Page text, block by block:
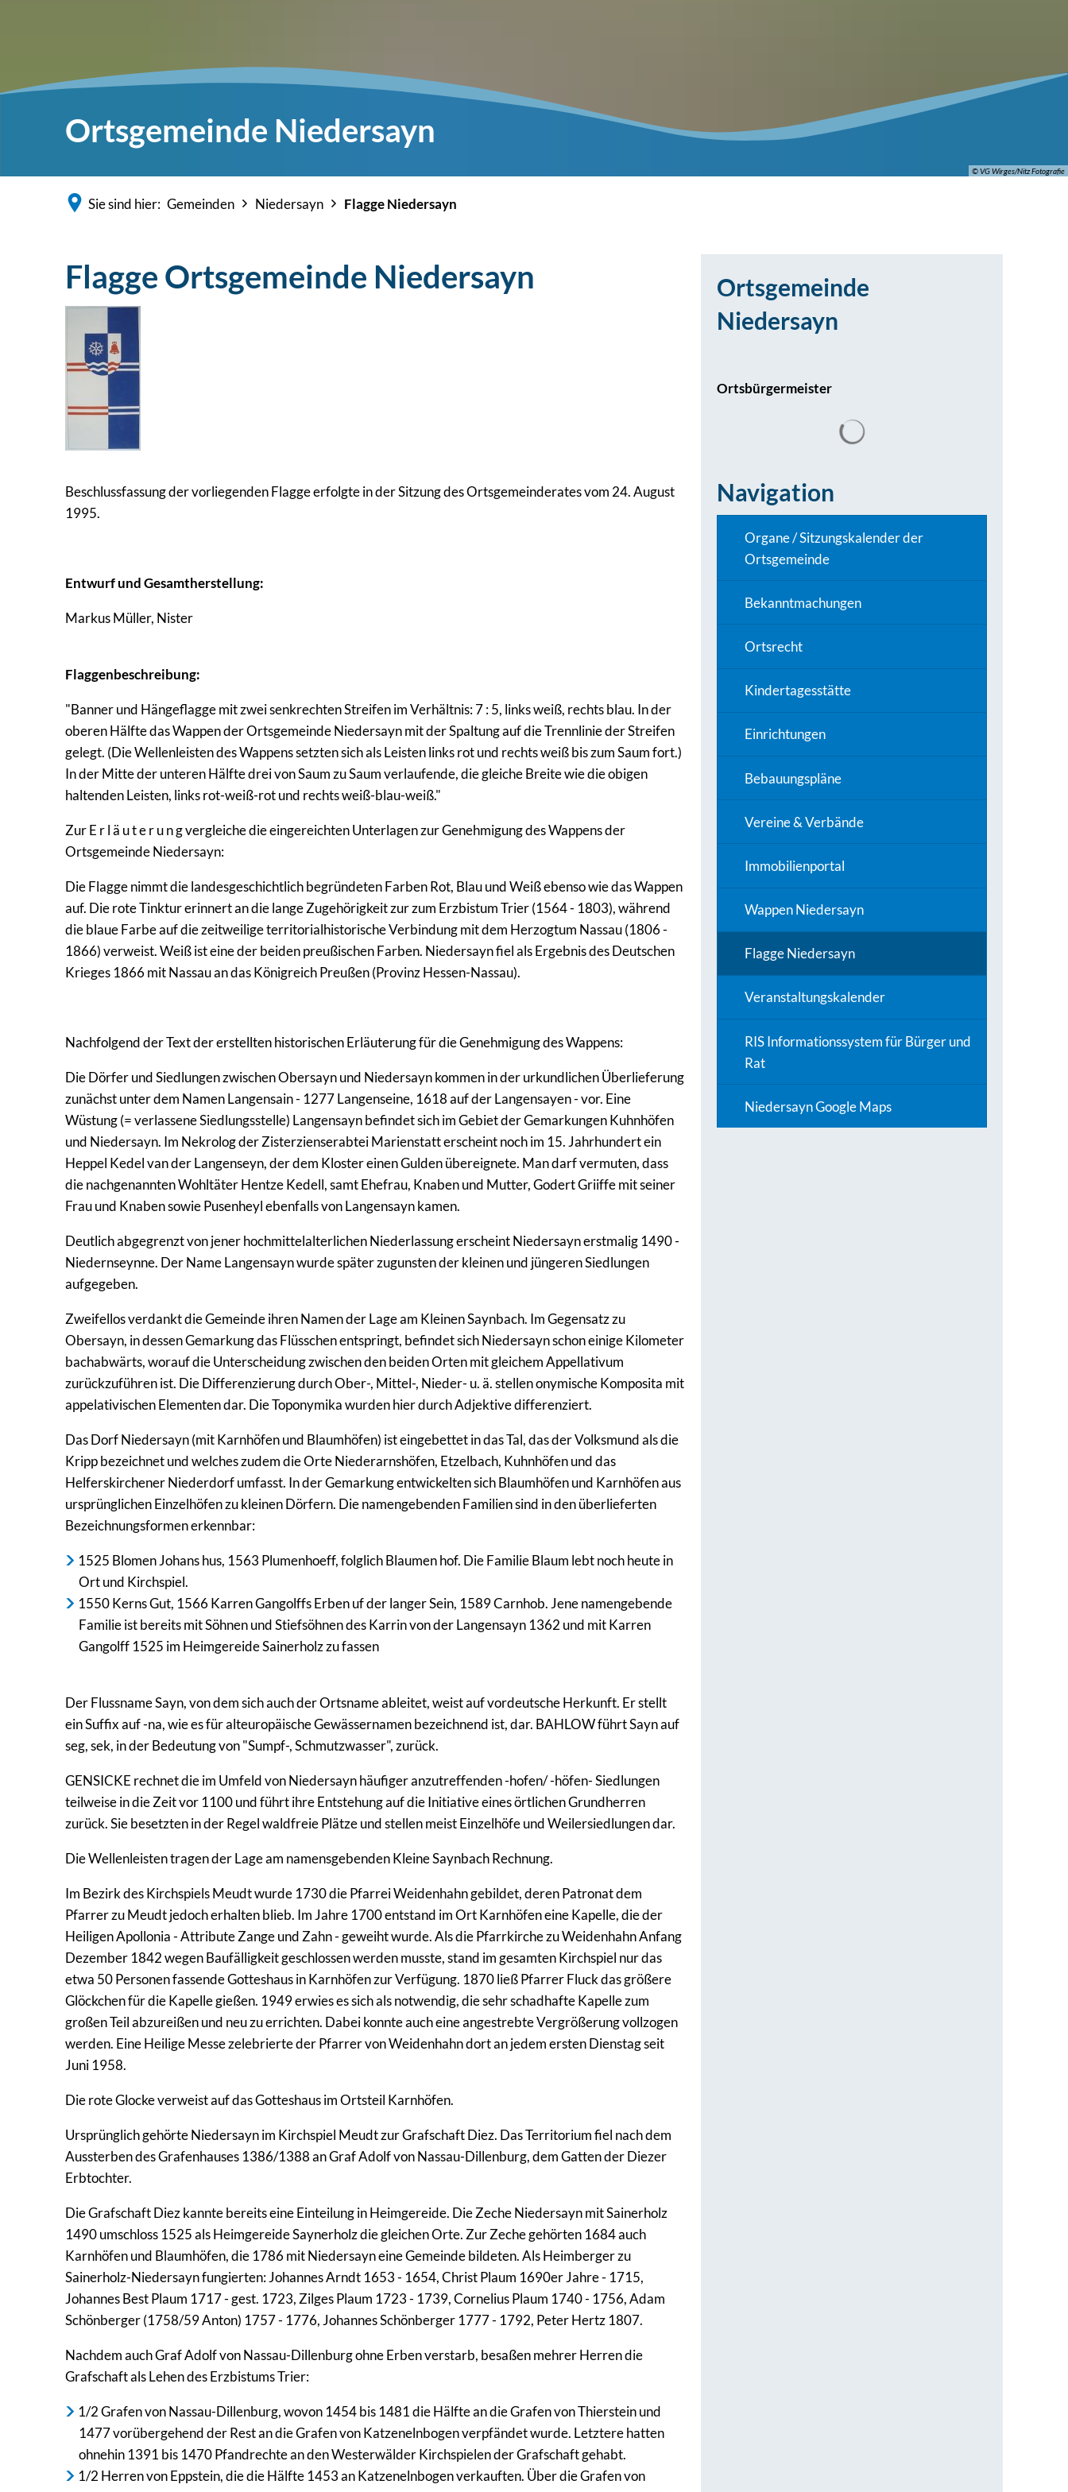
© VG Wirges/Nitz Fotografie
Ortsgemeinde Niedersayn
Sie sind hier: Gemeinden Niedersayn Flagge Niedersayn
Flagge Ortsgemeinde Niedersayn
Beschlussfassung der vorliegenden Flagge erfolgte in der Sitzung des Ortsgemeinderates vom 24. August
1995.
Entwurf und Gesamtherstellung:
Markus Müller, Nister
Flaggenbeschreibung:
"Banner und Hängeflagge mit zwei senkrechten Streifen im Verhältnis: 7 : 5, links weiß, rechts blau. In der
oberen Hälfte das Wappen der Ortsgemeinde Niedersayn mit der Spaltung auf die Trennlinie der Streifen
gelegt. (Die Wellenleisten des Wappens setzten sich als Leisten links rot und rechts weiß bis zum Saum fort.)
In der Mitte der unteren Hälfte drei von Saum zu Saum verlaufende, die gleiche Breite wie die obigen
haltenden Leisten, links rot-weiß-rot und rechts weiß-blau-weiß."
Zur E r l ä u t e r u n g vergleiche die eingereichten Unterlagen zur Genehmigung des Wappens der
Ortsgemeinde Niedersayn:
Die Flagge nimmt die landesgeschichtlich begründeten Farben Rot, Blau und Weiß ebenso wie das Wappen
auf. Die rote Tinktur erinnert an die lange Zugehörigkeit zur zum Erzbistum Trier (1564 - 1803), während
die blaue Farbe auf die zeitweilige territorialhistorische Verbindung mit dem Herzogtum Nassau (1806 -
1866) verweist. Weiß ist eine der beiden preußischen Farben. Niedersayn fiel als Ergebnis des Deutschen
Krieges 1866 mit Nassau an das Königreich Preußen (Provinz Hessen-Nassau).
Nachfolgend der Text der erstellten historischen Erläuterung für die Genehmigung des Wappens:
Die Dörfer und Siedlungen zwischen Obersayn und Niedersayn kommen in der urkundlichen Überlieferung
zunächst unter dem Namen Langensain - 1277 Langenseine, 1618 auf der Langensayen - vor. Eine
Wüstung (= verlassene Siedlungsstelle) Langensayn befindet sich im Gebiet der Gemarkungen Kuhnhöfen
und Niedersayn. Im Nekrolog der Zisterzienserabtei Marienstatt erscheint noch im 15. Jahrhundert ein
Heppel Kedel van der Langenseyn, der dem Kloster einen Gulden übereignete. Man darf vermuten, dass
die nachgenannten Wohltäter Hentze Kedell, samt Ehefrau, Knaben und Mutter, Godert Griiffe mit seiner
Frau und Knaben sowie Pusenheyl ebenfalls von Langensayn kamen.
Deutlich abgegrenzt von jener hochmittelalterlichen Niederlassung erscheint Niedersayn erstmalig 1490 -
Niedernseynne. Der Name Langensayn wurde später zugunsten der kleinen und jüngeren Siedlungen
aufgegeben.
Zweifellos verdankt die Gemeinde ihren Namen der Lage am Kleinen Saynbach. Im Gegensatz zu
Obersayn, in dessen Gemarkung das Flüsschen entspringt, befindet sich Niedersayn schon einige Kilometer
bachabwärts, worauf die Unterscheidung zwischen den beiden Orten mit gleichem Appellativum
zurückzuführen ist. Die Differenzierung durch Ober-, Mittel-, Nieder- u. ä. stellen onymische Komposita mit
appelativischen Elementen dar. Die Toponymika wurden hier durch Adjektive differenziert.
Das Dorf Niedersayn (mit Karnhöfen und Blaumhöfen) ist eingebettet in das Tal, das der Volksmund als die
Kripp bezeichnet und welches zudem die Orte Niederarnshöfen, Etzelbach, Kuhnhöfen und das
Helferskirchener Niederdorf umfasst. In der Gemarkung entwickelten sich Blaumhöfen und Karnhöfen aus
ursprünglichen Einzelhöfen zu kleinen Dörfern. Die namengebenden Familien sind in den überlieferten
Bezeichnungsformen erkennbar:
1525 Blomen Johans hus, 1563 Plumenhoeff, folglich Blaumen hof. Die Familie Blaum lebt noch heute in
Ort und Kirchspiel.
1550 Kerns Gut, 1566 Karren Gangolffs Erben uf der langer Sein, 1589 Carnhob. Jene namengebende
Familie ist bereits mit Söhnen und Stiefsöhnen des Karrin von der Langensayn 1362 und mit Karren
Gangolff 1525 im Heimgereide Sainerholz zu fassen
Der Flussname Sayn, von dem sich auch der Ortsname ableitet, weist auf vordeutsche Herkunft. Er stellt
ein Suffix auf -na, wie es für alteuropäische Gewässernamen bezeichnend ist, dar. BAHLOW führt Sayn auf
seg, sek, in der Bedeutung von "Sumpf-, Schmutzwasser", zurück.
GENSICKE rechnet die im Umfeld von Niedersayn häufiger anzutreffenden -hofen/ -höfen- Siedlungen
teilweise in die Zeit vor 1100 und führt ihre Entstehung auf die Initiative eines örtlichen Grundherren
zurück. Sie besetzten in der Regel waldfreie Plätze und stellen meist Einzelhöfe und Weilersiedlungen dar.
Die Wellenleisten tragen der Lage am namensgebenden Kleine Saynbach Rechnung.
Im Bezirk des Kirchspiels Meudt wurde 1730 die Pfarrei Weidenhahn gebildet, deren Patronat dem
Pfarrer zu Meudt jedoch erhalten blieb. Im Jahre 1700 entstand im Ort Karnhöfen eine Kapelle, die der
Heiligen Apollonia - Attribute Zange und Zahn - geweiht wurde. Als die Pfarrkirche zu Weidenhahn Anfang
Dezember 1842 wegen Baufälligkeit geschlossen werden musste, stand im gesamten Kirchspiel nur das
etwa 50 Personen fassende Gotteshaus in Karnhöfen zur Verfügung. 1870 ließ Pfarrer Fluck das größere
Glöckchen für die Kapelle gießen. 1949 erwies es sich als notwendig, die sehr schadhafte Kapelle zum
großen Teil abzureißen und neu zu errichten. Dabei konnte auch eine angestrebte Vergrößerung vollzogen
werden. Eine Heilige Messe zelebrierte der Pfarrer von Weidenhahn dort an jedem ersten Dienstag seit
Juni 1958.
Die rote Glocke verweist auf das Gotteshaus im Ortsteil Karnhöfen.
Ursprünglich gehörte Niedersayn im Kirchspiel Meudt zur Grafschaft Diez. Das Territorium fiel nach dem
Aussterben des Grafenhauses 1386/1388 an Graf Adolf von Nassau-Dillenburg, dem Gatten der Diezer
Erbtochter.
Die Grafschaft Diez kannte bereits eine Einteilung in Heimgereide. Die Zeche Niedersayn mit Sainerholz
1490 umschloss 1525 als Heimgereide Saynerholz die gleichen Orte. Zur Zeche gehörten 1684 auch
Karnhöfen und Blaumhöfen, die 1786 mit Niedersayn eine Gemeinde bildeten. Als Heimberger zu
Sainerholz-Niedersayn fungierten: Johannes Arndt 1653 - 1654, Christ Plaum 1690er Jahre - 1715,
Johannes Best Plaum 1717 - gest. 1723, Zilges Plaum 1723 - 1739, Cornelius Plaum 1740 - 1756, Adam
Schönberger (1758/59 Anton) 1757 - 1776, Johannes Schönberger 1777 - 1792, Peter Hertz 1807.
Nachdem auch Graf Adolf von Nassau-Dillenburg ohne Erben verstarb, besaßen mehrer Herren die
Grafschaft als Lehen des Erzbistums Trier:
1/2 Grafen von Nassau-Dillenburg, wovon 1454 bis 1481 die Hälfte an die Grafen von Thierstein und
1477 vorübergehend der Rest an die Grafen von Katzenelnbogen verpfändet wurde. Letztere hatten
ohnehin 1391 bis 1470 Pfandrechte an den Westerwälder Kirchspielen der Grafschaft gehabt.
1/2 Herren von Eppstein, die die Hälfte 1453 an Katzenelnbogen verkauften. Über die Grafen von
Ortsgemeinde
Niedersayn
Ortsbürgermeister
Navigation
Organe / Sitzungskalender der
Ortsgemeinde
Bekanntmachungen
Ortsrecht
Kindertagesstätte
Einrichtungen
Bebauungspläne
Vereine & Verbände
Immobilienportal
Wappen Niedersayn
Flagge Niedersayn
Veranstaltungskalender
RIS Informationssystem für Bürger und
Rat
Niedersayn Google Maps